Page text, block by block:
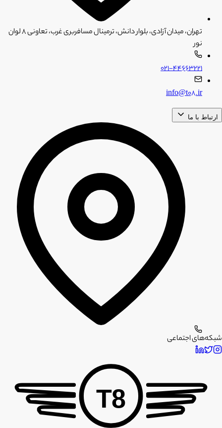
تهران، میدان آزادی، بلوار دانش، ترمینال مسافربری غرب، تعاونی ۸ لوان
نور
۰۲۱-۴۴۶۶۳۲۲۱
info@t08.ir
ارتباط با ما
شبکه‌های اجتماعی
T8